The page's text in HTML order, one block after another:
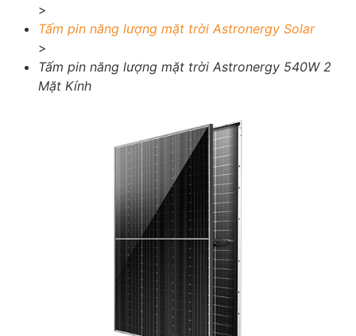
>
Tấm pin năng lượng mặt trời Astronergy Solar
>
Tấm pin năng lượng mặt trời Astronergy 540W 2
Mặt Kính